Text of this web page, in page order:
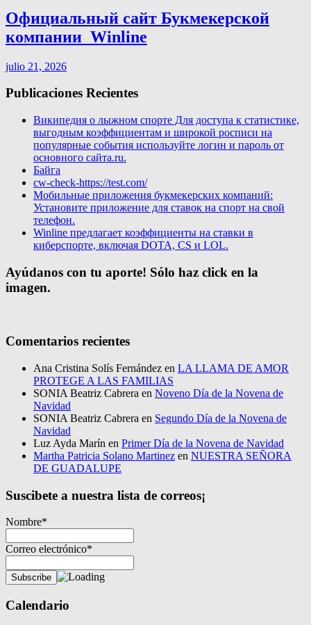
Официальный сайт Букмекерской
компании ️ Winline
julio 21, 2026
Publicaciones Recientes
Википедия о лыжном спорте Для доступа к статистике,
выгодным коэффициентам и широкой росписи на
популярные события используйте логин и пароль от
основного сайта.ru.
Байга
cw-check-https://test.com/
Мобильные приложения букмекерских компаний:
Установите приложение для ставок на спорт на свой
телефон.
Winline предлагает коэффициенты на ставки в
киберспорте, включая DOTA, CS и LOL.
Ayúdanos con tu aporte! Sólo haz click en la
imagen.
Comentarios recientes
Ana Cristina Solís Fernández en LA LLAMA DE AMOR
PROTEGE A LAS FAMILIAS
SONIA Beatriz Cabrera en Noveno Día de la Novena de
Navidad
SONIA Beatriz Cabrera en Segundo Día de la Novena de
Navidad
Luz Ayda Marín en Primer Día de la Novena de Navidad
Martha Patricia Solano Martinez en NUESTRA SEÑORA
DE GUADALUPE
Suscibete a nuestra lista de correos¡
Nombre*
Correo electrónico*
Calendario